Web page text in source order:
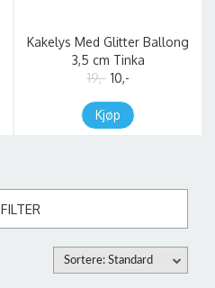
Kakelys Med Glitter Ballong
3,5 cm Tinka
19,- 10,-
Kjøp
FILTER
Sortere: Standard